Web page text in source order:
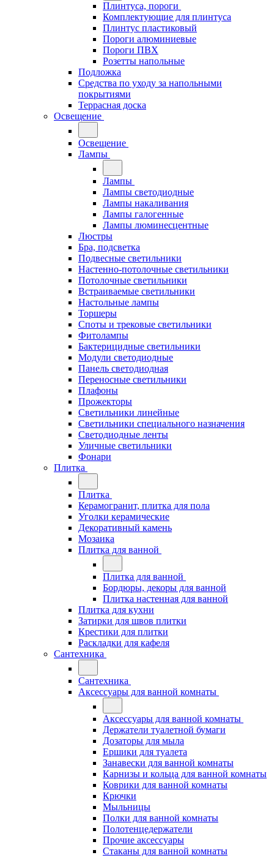
Плинтуса, пороги
Комплектующие для плинтуса
Плинтус пластиковый
Пороги алюминиевые
Пороги ПВХ
Розетты напольные
Подложка
Средства по уходу за напольными
покрытиями
Террасная доска
Освещение
Освещение
Лампы
Лампы
Лампы светодиодные
Лампы накаливания
Лампы галогенные
Лампы люминесцентные
Люстры
Бра, подсветка
Подвесные светильники
Настенно-потолочные светильники
Потолочные светильники
Встраиваемые светильники
Настольные лампы
Торшеры
Споты и трековые светильники
Фитолампы
Бактерицидные светильники
Модули светодиодные
Панель светодиодная
Переносные светильники
Плафоны
Прожекторы
Светильники линейные
Светильники специального назначения
Светодиодные ленты
Уличные светильники
Фонари
Плитка
Плитка
Керамогранит, плитка для пола
Уголки керамические
Декоративный камень
Мозаика
Плитка для ванной
Плитка для ванной
Бордюры, декоры для ванной
Плитка настенная для ванной
Плитка для кухни
Затирки для швов плитки
Крестики для плитки
Раскладки для кафеля
Сантехника
Сантехника
Аксессуары для ванной комнаты
Аксессуары для ванной комнаты
Держатели туалетной бумаги
Дозаторы для мыла
Ершики для туалета
Занавески для ванной комнаты
Карнизы и кольца для ванной комнаты
Коврики для ванной комнаты
Крючки
Мыльницы
Полки для ванной комнаты
Полотенцедержатели
Прочие аксессуары
Стаканы для ванной комнаты